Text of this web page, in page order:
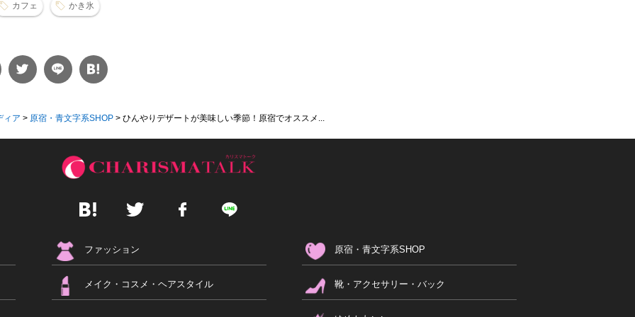
カフェ かき氷
ィア > 原宿・青文字系SHOP > ひんやりデザートが美味しい季節！原宿でオススメ...
ファッション 原宿・青文字系SHOP
メイク・コスメ・ヘアスタイル 靴・アクセサリー・バック